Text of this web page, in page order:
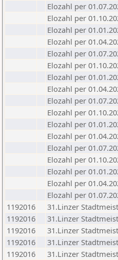
Elozahl per
Elozahl per
Elozahl per
Elozahl per
Elozahl per
Elozahl per
Elozahl per
Elozahl per
Elozahl per
Elozahl per
Elozahl per
Elozahl per
Elozahl per
Elozahl per
Elozahl per
Elozahl per
Elozahl per
1192016
31.Linzer
1192016
31.Linzer
1192016
31.Linzer
1192016
31.Linzer
1192016
31.Linzer